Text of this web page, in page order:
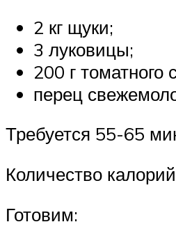
2 кг щуки;
3 луковицы;
200 г томатного
перец
Требуется 55-65
Количество
Готовим: